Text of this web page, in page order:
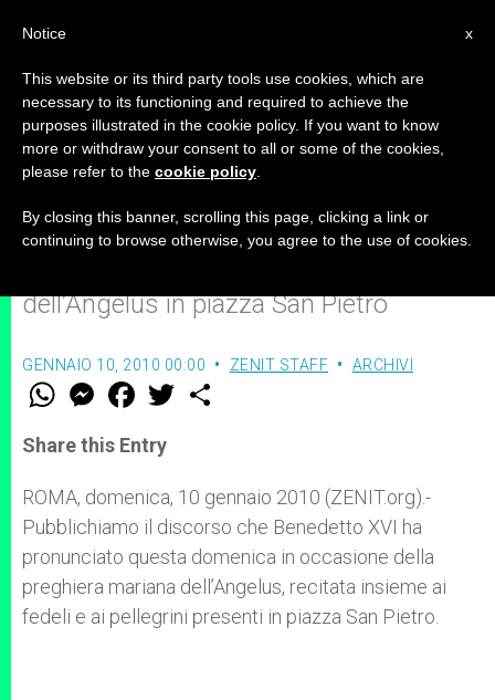
Benedetto XVI: “Dio è nato
perché noi possiamo rinascere”
dell’Angelus in piazza San Pietro
GENNAIO 10, 2010 00:00 ZENIT STAFF ARCHIVI
W
t
s
p
p
M
e
s
e
g
e
r
F
a
e
b
o
k
w
r
Share this Entry
ROMA, domenica, 10 gennaio 2010 (ZENIT.org).-
Pubblichiamo il discorso che Benedetto XVI ha
pronunciato questa domenica in occasione della
preghiera mariana dell’Angelus, recitata insieme ai
fedeli e ai pellegrini presenti in piazza San Pietro.
x
Notice
This website or its third party tools use cookies, which are
necessary to its functioning and required to achieve the
purposes illustrated in the cookie policy. If you want to know
more or withdraw your consent to all or some of the cookies,
please refer to the cookie policy
By closing this banner, scrolling this page, clicking a link or
continuing to browse otherwise, you agree to the use of cookies.